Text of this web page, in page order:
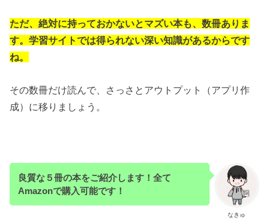
ただ、絶対に持っておかないとマズい本も、数冊ありま
す。学習サイトでは得られない深い知識があるからです
ね。
その数冊だけ読んで、さっさとアウトプット（アプリ作
成）に移りましょう。
なきゅ
良質な５冊の本をご紹介します！全て
Amazonで購入可能です！